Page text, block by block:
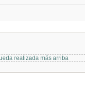
realizada más arriba